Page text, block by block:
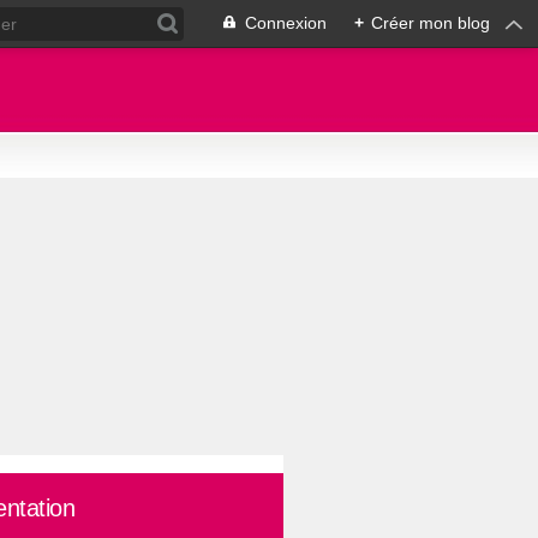
Connexion + Créer mon blog